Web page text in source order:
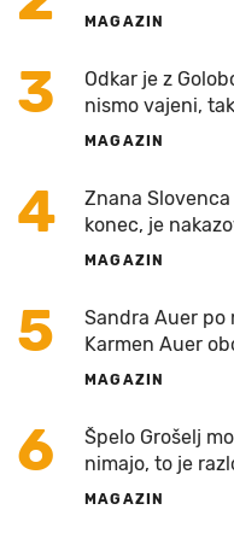
MAGAZIN
3
Odkar je z
nismo vajeni,
MAGAZIN
4
Znana
konec, je
MAGAZIN
5
Sandra Auer po
Karmen Auer
MAGAZIN
6
Špelo Grošelj
nimajo, to je
MAGAZIN